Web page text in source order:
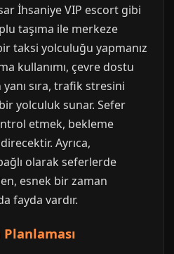
İhsaniye VIP escort gibi
taşıma ile merkeze
taksi yolculuğu yapmanız
kullanımı, çevre dostu
sıra, trafik stresini
yolculuk sunar. Sefer
etmek, bekleme
Ayrıca,
olarak seferlerde
esnek bir zaman
fayda vardır.